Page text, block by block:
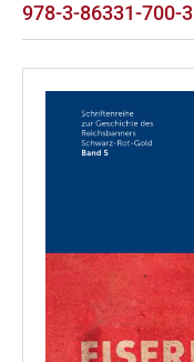
978-3-86331-700-3